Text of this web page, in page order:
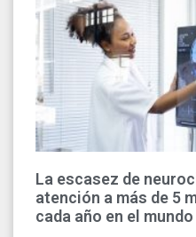
La escasez de
atención a más de 5
cada año en el mundo